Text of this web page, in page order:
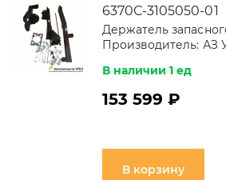
6370С-3105050-01
Держатель
Производитель: АЗ
В наличии 1 ед
153 599 ₽
В корзину